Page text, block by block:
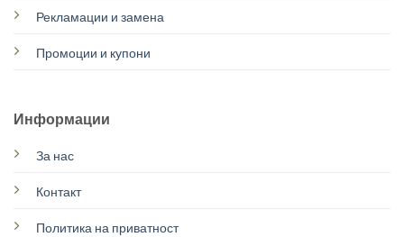
Рекламации и замена
Промоции и купони
Информации
За нас
Контакт
Политика на приватност